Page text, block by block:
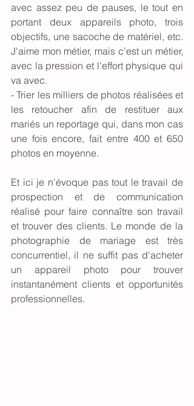
avec assez peu de pauses, le tout en
portant deux appareils photo, trois
objectifs, une sacoche de matériel, etc.
J'aime mon métier, mais c'est un métier,
avec la pression et l'effort physique qui
va avec.
- Trier les milliers de photos réalisées et
les retoucher afin de restituer aux
mariés un reportage qui, dans mon cas
une fois encore, fait entre 400 et 650
photos en moyenne.
Et ici je n'évoque pas tout le travail de
prospection et de communication
réalisé pour faire connaître son travail
et trouver des clients. Le monde de la
photographie de mariage est très
concurrentiel, il ne suffit pas d'acheter
un appareil photo pour trouver
instantanément clients et opportunités
professionnelles.